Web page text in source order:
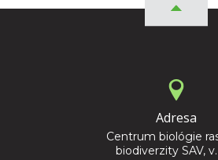
Adresa
Centrum biológie
biodiverzity SAV, v.